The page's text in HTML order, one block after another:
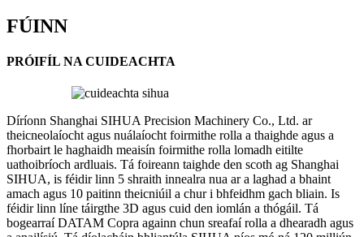
FÚINN
PRÓIFÍL NA CUIDEACHTA
Díríonn Shanghai SIHUA Precision Machinery Co., Ltd. ar
theicneolaíocht agus nuálaíocht foirmithe rolla a thaighde agus a
fhorbairt le haghaidh meaisín foirmithe rolla lomadh eitilte
uathoibríoch ardluais. Tá foireann taighde den scoth ag Shanghai
SIHUA, is féidir linn 5 shraith innealra nua ar a laghad a bhaint
amach agus 10 paitinn theicniúil a chur i bhfeidhm gach bliain. Is
féidir linn líne táirgthe 3D agus cuid den iomlán a thógáil. Tá
bogearraí DATAM Copra againn chun sreafaí rolla a dhearadh agus